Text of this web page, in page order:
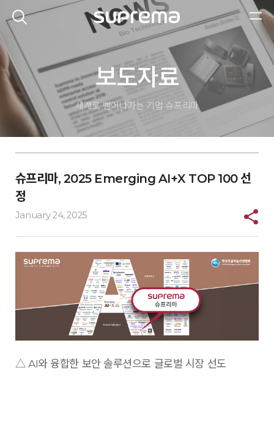
보도자료
세계로 뻗어나가는 기업 슈프리마
슈프리마, 2025 Emerging AI+X TOP 100 선
정
January 24, 2025
△ AI와 융합한 보안 솔루션으로 글로벌 시장 선도